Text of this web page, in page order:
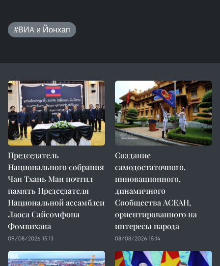
#ВИA и Йонхап
Председатель
Национального собрания
Чан Тхань Ман почтил
память Председателя
Национальной ассамблеи
Лаоса Сайсомфона
Фомвихана
09/08/2026 15:13
Создание
самодостаточного,
инновационного,
динамичного
Сообщества АСЕАН,
ориентированного на
интересы народа
08/08/2026 15:14